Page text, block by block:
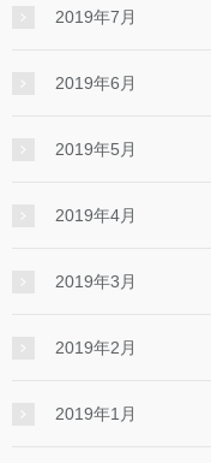
2019年7月
2019年6月
2019年5月
2019年4月
2019年3月
2019年2月
2019年1月